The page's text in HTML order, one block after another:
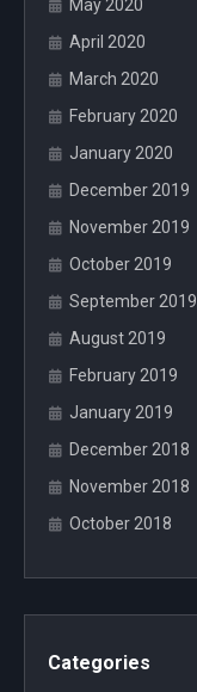
May 2020
April 2020
March 2020
February 2020
January 2020
December 2019
November 2019
October 2019
September 2019
August 2019
February 2019
January 2019
December 2018
November 2018
October 2018
Categories